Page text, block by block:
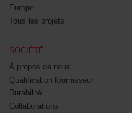
Europe
Tous les projets
SOCIÉTÉ
À propos de nous
Qualification fournisseur
Durabilité
Collaborations